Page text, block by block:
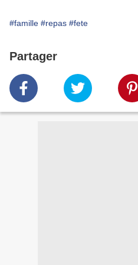
#famille #repas #fete
Partager